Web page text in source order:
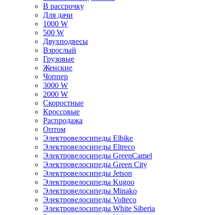
В рассрочку
Для дачи
1000 W
500 W
Двухподвесы
Взрослый
Грузовые
Женские
Чоппер
3000 W
2000 W
Скоростные
Кроссовые
Распродажа
Оптом
Электровелосипеды Elbike
Электровелосипеды Eltreco
Электровелосипеды GreenCamel
Электровелосипеды Green City
Электровелосипеды Jetson
Электровелосипеды Kugoo
Электровелосипеды Minako
Электровелосипеды Volteco
Электровелосипеды White Siberia